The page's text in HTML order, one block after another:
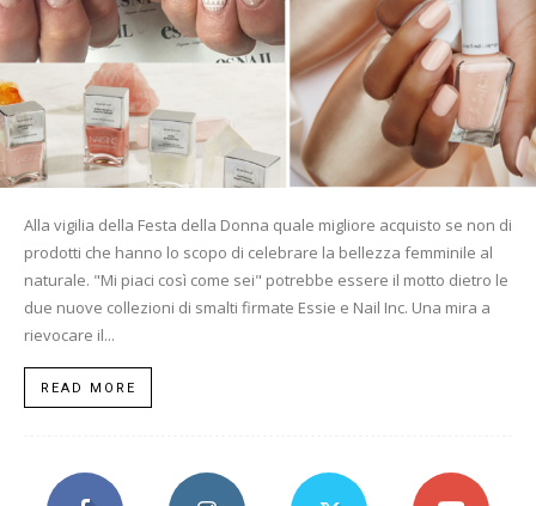
Alla vigilia della Festa della Donna quale migliore acquisto se non di
prodotti che hanno lo scopo di celebrare la bellezza femminile al
naturale. "Mi piaci così come sei" potrebbe essere il motto dietro le
due nuove collezioni di smalti firmate Essie e Nail Inc. Una mira a
rievocare il...
READ MORE